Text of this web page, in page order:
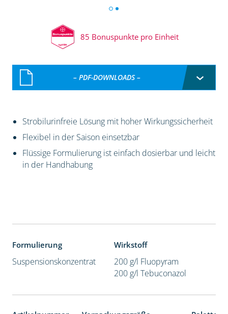
85 Bonuspunkte pro Einheit
– PDF-DOWNLOADS –
Strobilurinfreie Lösung mit hoher Wirkungssicherheit
Flexibel in der Saison einsetzbar
Flüssige Formulierung ist einfach dosierbar und leicht
in der Handhabung
Formulierung
Suspensionskonzentrat
Wirkstoff
200 g/l Fluopyram
200 g/l Tebuconazol